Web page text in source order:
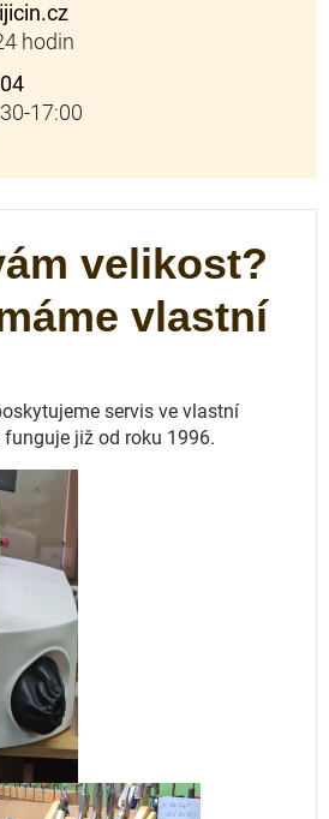
velikost?
vlastní
servis ve vlastní
funguje již od roku 1996.